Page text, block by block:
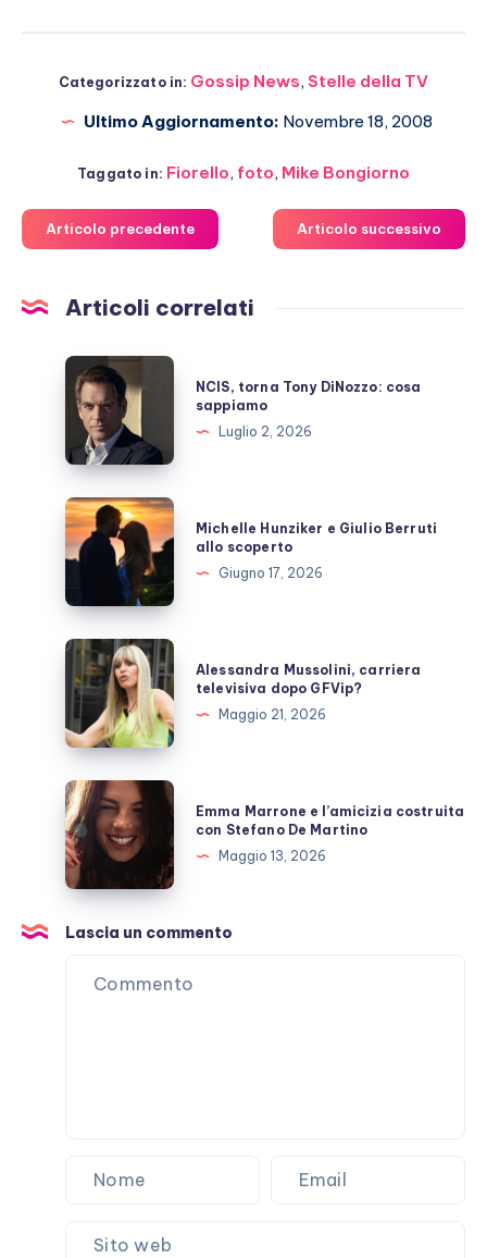
Categorizzato in: Gossip News, Stelle della TV
Ultimo Aggiornamento: Novembre 18, 2008
Taggato in: Fiorello, foto, Mike Bongiorno
Articolo precedente Articolo successivo
Articoli correlati
NCIS,
torna
Tony
DiNozzo:
cosa
sappiamo
NCIS, torna Tony DiNozzo: cosa
sappiamo
Luglio 2, 2026
Michelle
Hunziker
e
Berruti
allo
scoperto
Michelle Hunziker e Giulio Berruti
allo scoperto
Giugno 17, 2026
Alessandra
Mussolini,
carriera
televisiva
dopo
GFVip?
Alessandra Mussolini, carriera
televisiva dopo GFVip?
Maggio 21, 2026
Emma
Marrone
e
l’amicizia
costruita
con
Stefano
Emma Marrone e l’amicizia costruita
con Stefano De Martino
Maggio 13, 2026
Lascia un commento